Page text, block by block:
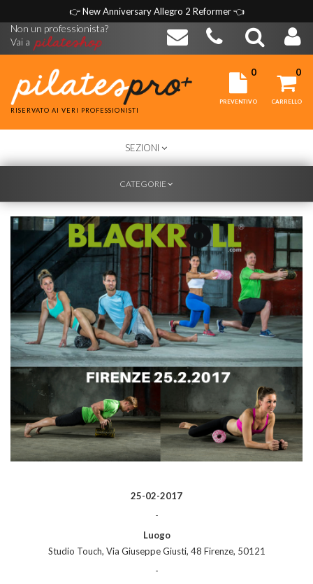
👉New Anniversary Allegro 2 Reformer👈
Non un professionista?
Vai a
RISERVATO AI VERI PROFESSIONISTI
0
PREVENTIVO
0
CARRELLO
TOGGLE
NAVIGATION
SEZIONI
TOGGLE
CATEGORIE
25-02-2017
-
Luogo
Studio Touch, Via Giuseppe Giusti, 48 Firenze, 50121
-